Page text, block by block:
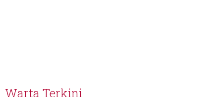
Warta Terkini